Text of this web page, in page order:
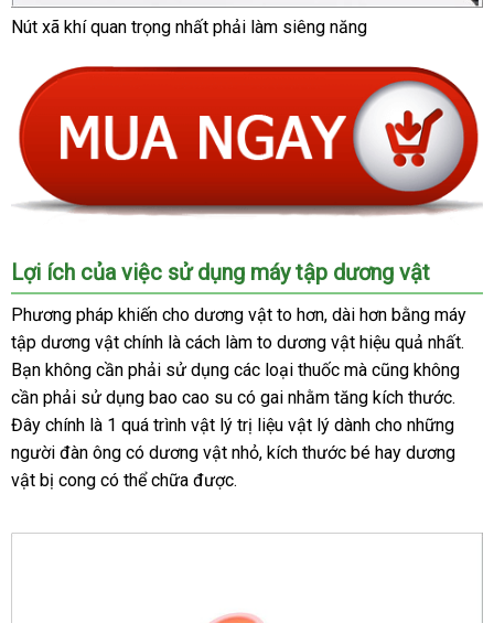
Nút xã khí quan trọng nhất phải làm siêng năng
Lợi ích xuất
khẩu
của việc sử dụng máy tập dương vật
Phương pháp khiến cho dương vật to hơnbảo
hành
, dài hơn bằng máy
tập dương vật chính là cách làm to dương vật hiệu quả nhất.
Bạn không cần phải sử dụng đại
lý
các loại thuốc thế
giới
mà giảm
giá
cũng không
cần phải sử dụng bao cao su có gai qua
app
nhằm tăng kích thướcnhập
khẩu
.
Đây chính là 1 chiết
khấu
quá trình vật lý trị liệu vật lý dành cho cung
cấp
những
người đàn ông có dương vật nhỏở
, kích thước bé hay dương
vật bị cong thương
có thể chữa hàng
được.